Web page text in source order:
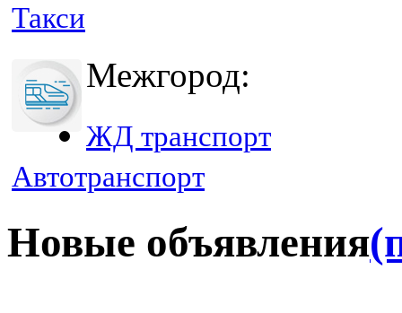
Такси
Межгород:
ЖД транспорт
Автотранспорт
Новые объявления